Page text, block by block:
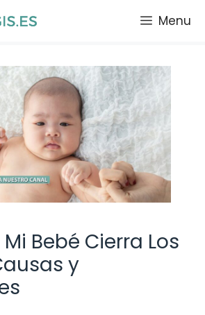
Menu
Bebé Cierra Los
y